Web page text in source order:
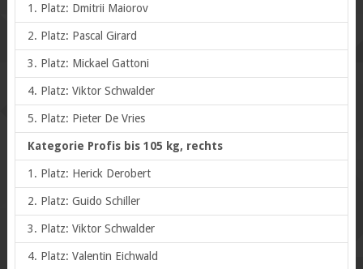
1. Platz: Dmitrii Maiorov
2. Platz: Pascal Girard
3. Platz: Mickael Gattoni
4. Platz: Viktor Schwalder
5. Platz: Pieter De Vries
Kategorie Profis bis 105 kg, rechts
1. Platz: Herick Derobert
2. Platz: Guido Schiller
3. Platz: Viktor Schwalder
4. Platz: Valentin Eichwald